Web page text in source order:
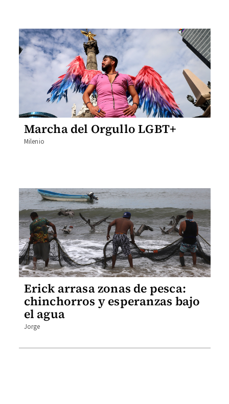
Marcha del Orgullo LGBT+
Milenio
Erick arrasa zonas de pesca:
chinchorros y esperanzas bajo
el agua
Jorge